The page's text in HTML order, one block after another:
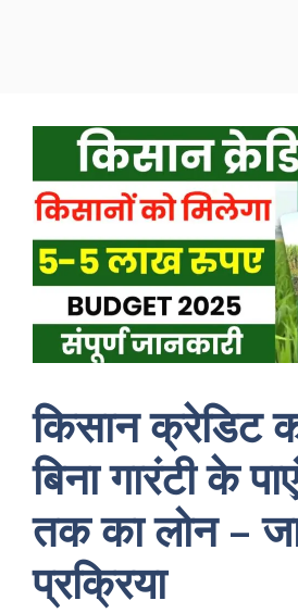
किसान क्रेडिट
बिना गारंटी के
तक का लोन –
प्रक्रिया